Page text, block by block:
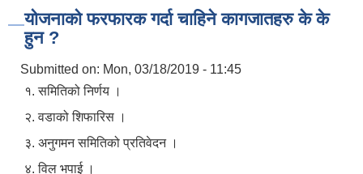
योजनाको फरफारक गर्दा चाहिने कागजातहरु के के
हुन ?
Submitted on: Mon, 03/18/2019 - 11:45
१. समितिको निर्णय ।
२. वडाको शिफारिस ।
३. अनुगमन समितिको प्रतिवेदन ।
४. विल भपाई ।